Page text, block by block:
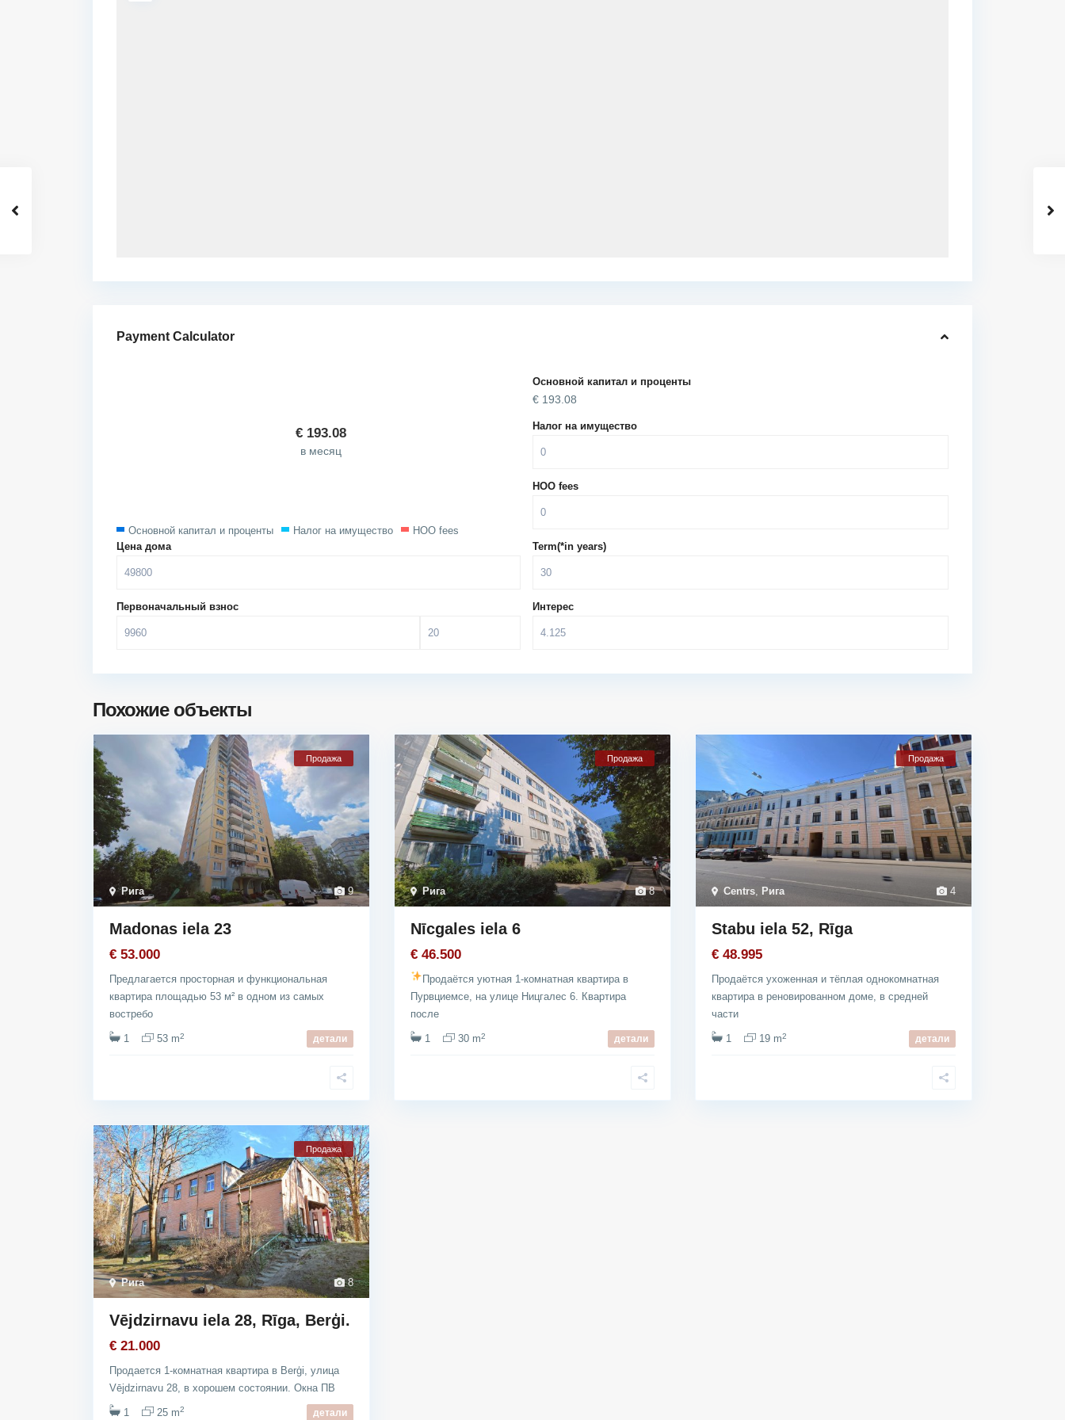
Payment Calculator
€ 193.08
в месяц
Основной капитал и проценты Налог на имущество HOO fees
Основной капитал и проценты
€ 193.08
Налог на имущество
HOO fees
Цена дома
Первоначальный взнос
Term(*in years)
Интерес
Похожие объекты
9
Рига
Продажа
Madonas iela 23
€ 53.000
Предлагается просторная и функциональная
квартира площадью 53 м² в одном из самых
востребо
1 53 m2 детали
8
Рига
Продажа
Nīcgales iela 6
€ 46.500
Продаётся уютная 1-комнатная квартира в
Пурвциемсе, на улице Ницгалес 6. Квартира
после
1 30 m2 детали
4
Centrs, Рига
Продажа
Stabu iela 52, Rīga
€ 48.995
Продаётся ухоженная и тёплая однокомнатная
квартира в реновированном доме, в средней
части
1 19 m2 детали
8
Рига
Продажа
Vējdzirnavu iela 28, Rīga, Berģi.
€ 21.000
Продается 1-комнатная квартира в Berģi, улица
Vējdzirnavu 28, в хорошем состоянии. Окна ПВ
1 25 m2 детали